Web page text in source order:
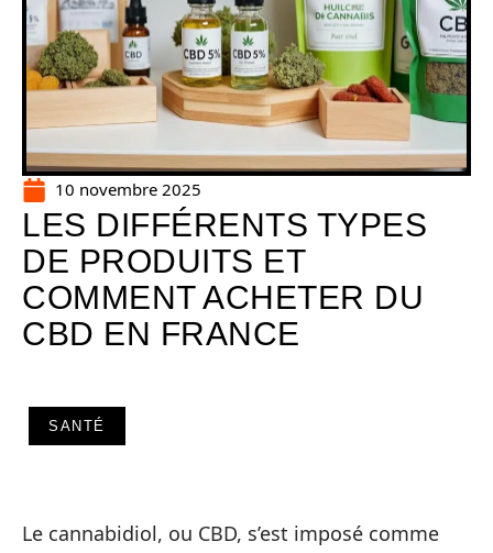
10 novembre 2025
LES DIFFÉRENTS TYPES
DE PRODUITS ET
COMMENT ACHETER DU
CBD EN FRANCE
SANTÉ
Le cannabidiol, ou CBD, s’est imposé comme